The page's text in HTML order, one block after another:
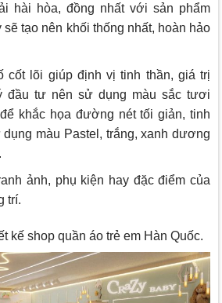
hài hòa, đồng nhất với sản phẩm
tạo nên khối thống nhất, hoàn hảo
cốt lõi giúp định vị tinh thần, giá trị
đầu tư nên sử dụng màu sắc tươi
khắc họa đường nét tối giản, tinh
màu Pastel, trắng, xanh dương
ảnh, phụ kiện hay đặc điểm của
trí.
kế shop quần áo trẻ em Hàn Quốc.